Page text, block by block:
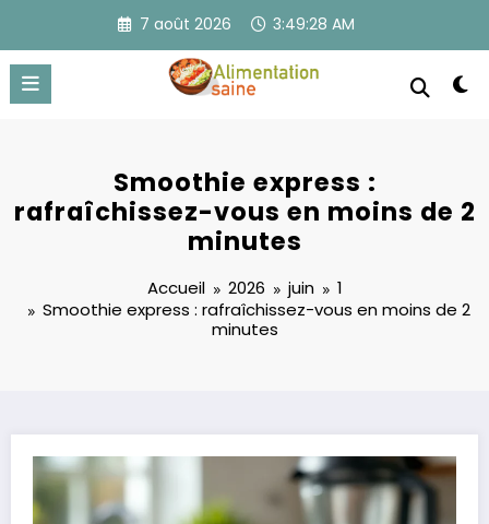
contenu
7 août 2026 3:49:29 AM
Smoothie express :
rafraîchissez-vous en moins de 2
minutes
Accueil 2026 juin
1
Smoothie express : rafraîchissez-vous en moins de 2
minutes